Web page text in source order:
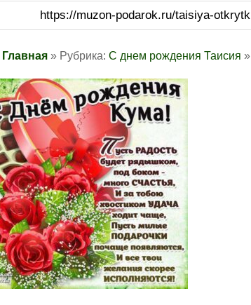
https://muzon-podarok.ru/taisiya-
Главная» Рубрика: С днем рождения Таисия